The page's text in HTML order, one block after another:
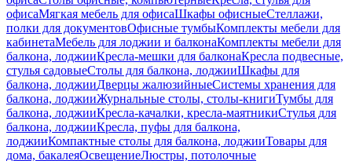
офисаМягкая мебель для офисаШкафы офисныеСтеллажи,
полки для документовОфисные тумбыКомплекты мебели для
кабинетаМебель для лоджии и балконаКомплекты мебели для
балкона, лоджииКресла-мешки для балконаКресла подвесные,
стулья садовыеСтолы для балкона, лоджииШкафы для
балкона, лоджииДверцы жалюзийныеСистемы хранения для
балкона, лоджииЖурнальные столы, столы-книгиТумбы для
балкона, лоджииКресла-качалки, кресла-маятникиСтулья для
балкона, лоджииКресла, пуфы для балкона,
лоджииКомпактные столы для балкона, лоджииТовары для
дома, бакалеяОсвещениеЛюстры, потолочные